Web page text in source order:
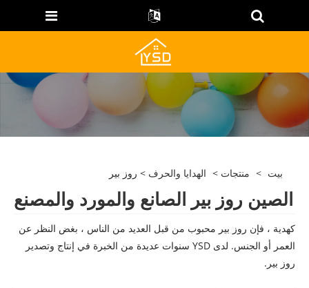
بيت > منتجات > الهدايا والحرف > روز بير
الصين روز بير الصانع والمورد والمصنع
كهدية ، فإن روز بير محبوب من قبل العديد من الناس ، بغض النظر عن
العمر أو الجنس. لدى YSD سنوات عديدة من الخبرة في إنتاج وتصدير
روز بير.